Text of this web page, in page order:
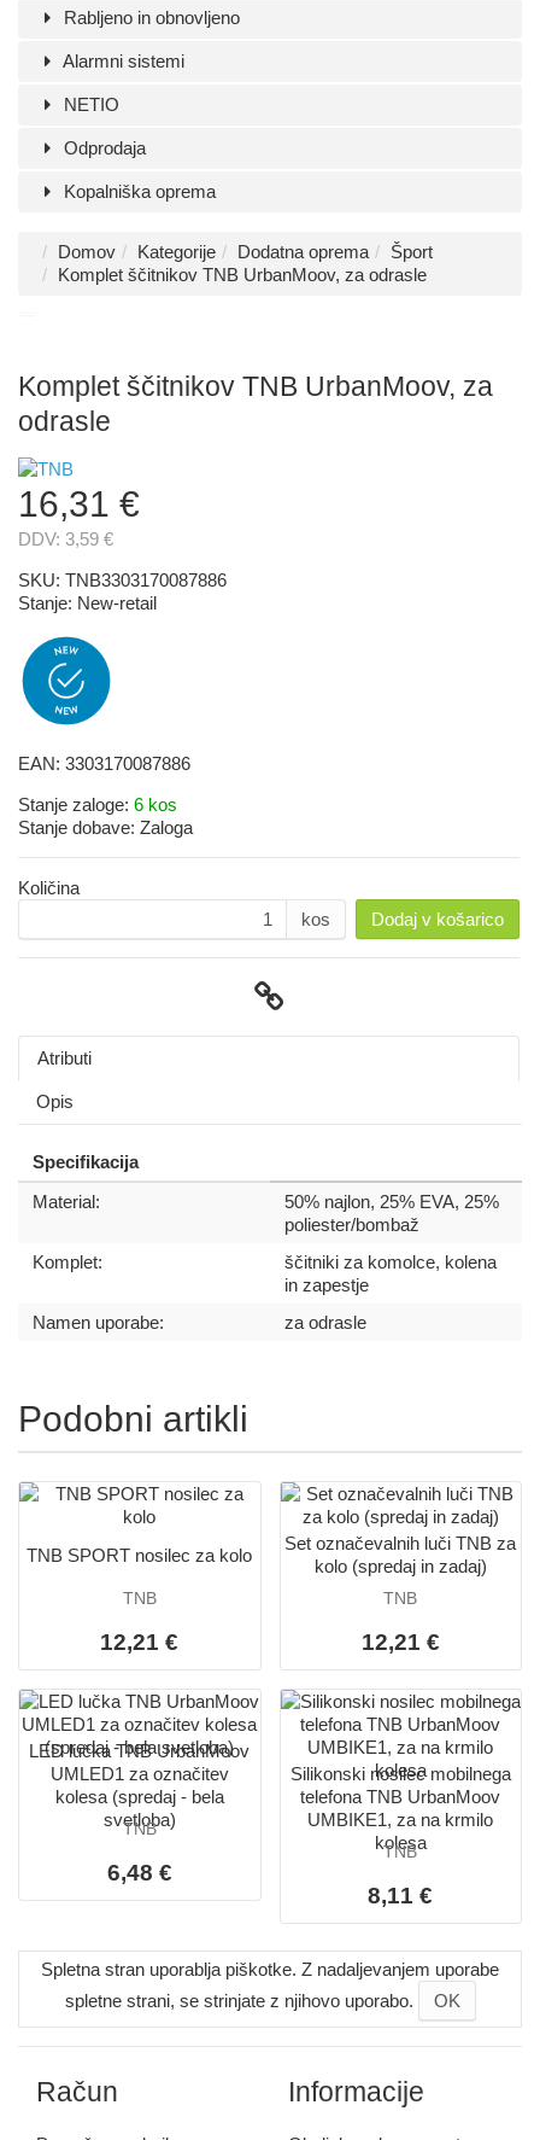
Rabljeno in obnovljeno
Alarmni sistemi
NETIO
Odprodaja
Kopalniška oprema
Domov Kategorije Dodatna oprema
Šport
Komplet ščitnikov TNB UrbanMoov, za odrasle
Komplet ščitnikov TNB UrbanMoov, za
odrasle
16,31 €
DDV: 3,59 €
SKU: TNB3303170087886
Stanje: New-retail
EAN: 3303170087886
Stanje zaloge: 6 kos
Stanje dobave: Zaloga
Količina
kos
Dodaj v košarico
Atributi
Opis
Specifikacija
Material:
50% najlon, 25% EVA, 25%
poliester/bombaž
Komplet:
ščitniki za komolce, kolena
in zapestje
Namen uporabe:
za odrasle
Podobni artikli
TNB SPORT nosilec za kolo
TNB
12,21 €
Set označevalnih luči TNB za
kolo (spredaj in zadaj)
TNB
12,21 €
LED lučka TNB UrbanMoov
UMLED1 za označitev
kolesa (spredaj - bela
svetloba)
TNB
6,48 €
Silikonski nosilec mobilnega
telefona TNB UrbanMoov
UMBIKE1, za na krmilo
kolesa
TNB
8,11 €
Spletna stran uporablja piškotke. Z nadaljevanjem uporabe
spletne strani, se strinjate z njihovo uporabo.
OK
Račun Informacije